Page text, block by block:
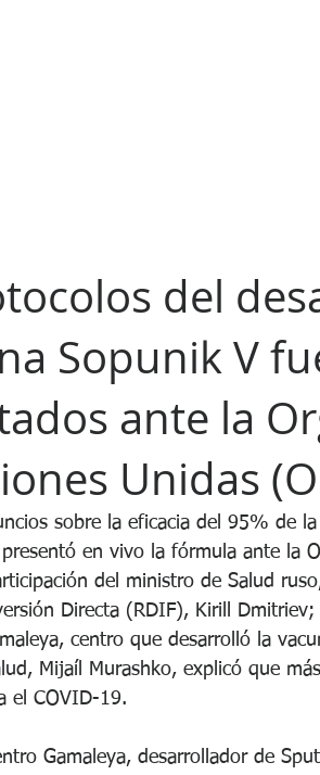
del
Sopunik V
ante la
Unidas
sobre la eficacia del 95% de
presentó en vivo la fórmula ante la
del ministro de Salud
Directa (RDIF), Kirill
centro que desarrolló la
Mijaíl Murashko, explicó que
el COVID-19.
Gamaleya, desarrollador de